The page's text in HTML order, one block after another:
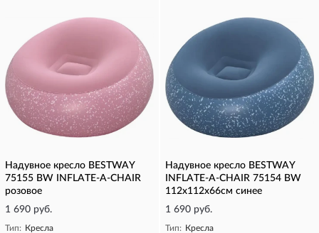
Надувное кресло BESTWAY
75155 BW INFLATE-A-CHAIR
розовое
1 690 руб.
Тип: Кресла
Надувное кресло BESTWAY
INFLATE-A-CHAIR 75154 BW
112x112x66см синее
1 690 руб.
Тип: Кресла